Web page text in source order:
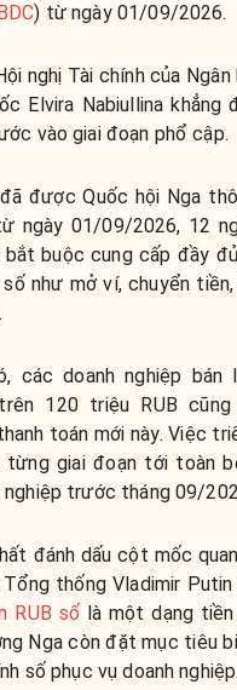
) từ ngày 01/09/2026.
nghị Tài chính của
Elvira Nabiullina khẳng
vào giai đoạn phổ cập.
được Quốc hội Nga
ngày 01/09/2026, 12
bắt buộc cung cấp đầy
như mở ví, chuyển
các doanh nghiệp bán
120 triệu RUB cũng
toán mới này. Việc
từng giai đoạn tới toàn
nghiệp trước tháng 09/
đánh dấu cột mốc
thống Vladimir Putin
RUB số là một dạng
Nga còn đặt mục tiêu
số phục vụ doanh nghiệp.